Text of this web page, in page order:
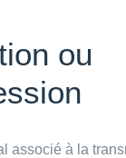
ou
associé à la